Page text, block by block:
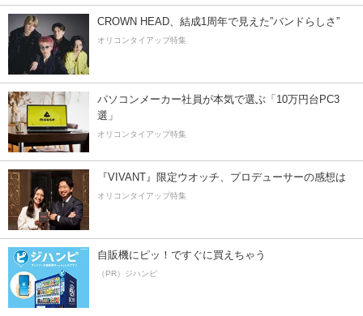
CROWN HEAD、結成1周年で見えた”バンドらしさ”
オリコンタイアップ特集
パソコンメーカー社員が本気で選ぶ「10万円台PC3
選」
オリコンタイアップ特集
『VIVANT』限定ウオッチ、プロデューサーの感想は
オリコンタイアップ特集
自販機にピッ！ですぐに買えちゃう
（PR）ジハンピ